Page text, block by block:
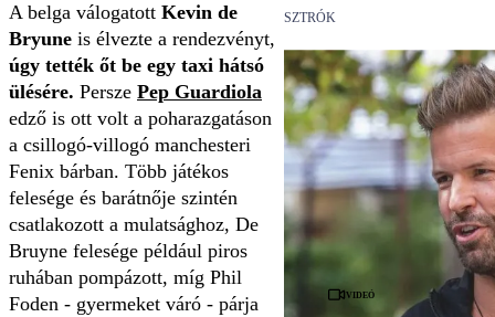
A belga válogatott Kevin de
Bryune is élvezte a rendezvényt,
úgy tették őt be egy taxi hátsó
ülésére. Persze Pep Guardiola
edző is ott volt a poharazgatáson
a csillogó-villogó manchesteri
Fenix bárban. Több játékos
felesége és barátnője szintén
csatlakozott a mulatsághoz, De
Bruyne felesége például piros
ruhában pompázott, míg Phil
Foden - gyermeket váró - párja
SZTRÓK
Videó